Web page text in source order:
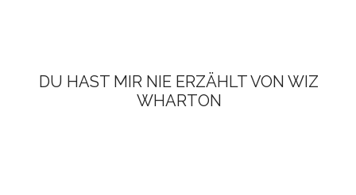
DU HAST MIR NIE ERZÄHLT VON WIZ
WHARTON